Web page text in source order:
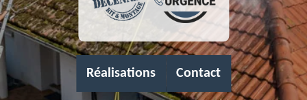
Réalisations Contact